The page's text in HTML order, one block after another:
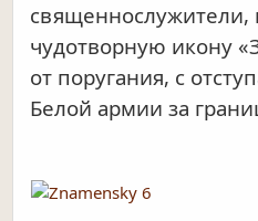
священнослужители,
чудотворную икону
от поругания, с
Белой армии за